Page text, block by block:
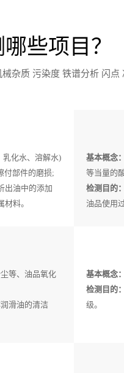
些项目？
杂质 污染度 铁谱分析 闪点
乳化水、溶解水)
付部件的磨损;
出油中的添加
料。
基本概念：
等当量的
检测目的：
油品使用
等、油品氧化
滑油的清洁
基本概念：
检测目的：
级。